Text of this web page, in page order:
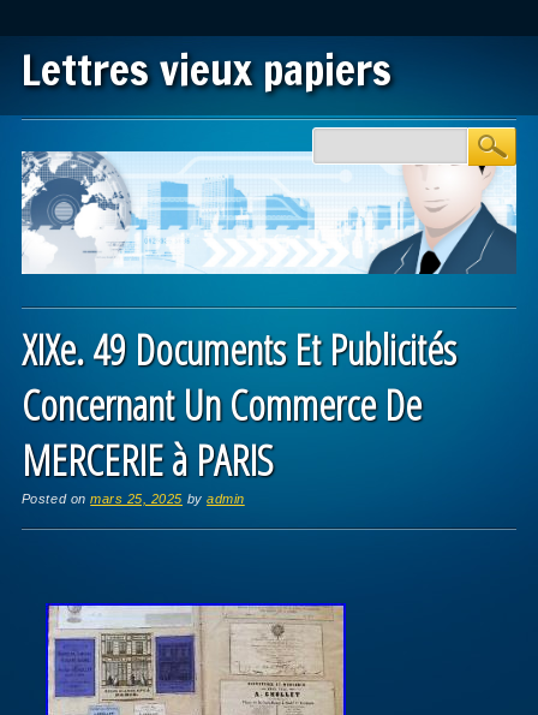
Lettres vieux papiers
Main menu
XIXe. 49 Documents Et Publicités
Concernant Un Commerce De
MERCERIE à PARIS
Posted onmars 25, 2025 byadmin